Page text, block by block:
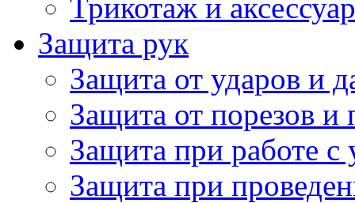
Трикотаж и
Защита рук
Защита от ударов и
Защита от порезов и
Защита при работе
Защита при